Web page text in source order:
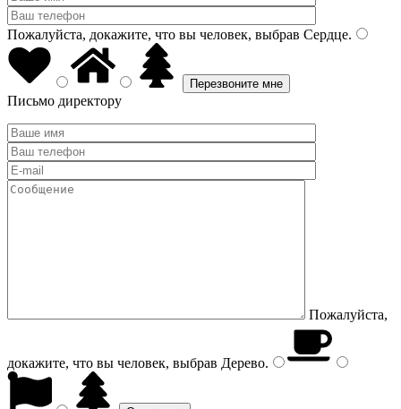
Пожалуйста, докажите, что вы человек, выбрав Сердце.
Письмо директору
Пожалуйста,
докажите, что вы человек, выбрав Дерево.